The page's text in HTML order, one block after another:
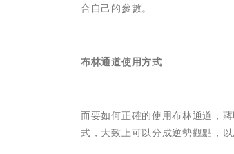
合自己的參數。
布林通道使用方式
而要如何正確的使用布林通道，
式，大致上可以分成逆勢觀點，以